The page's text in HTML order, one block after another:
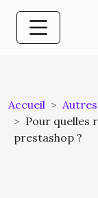
Accueil
Autres
Pour quelles
prestashop ?